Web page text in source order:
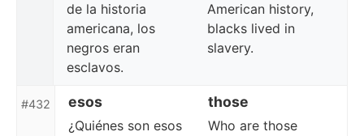
de la historia
americana, los
negros eran
esclavos.
American history,
blacks lived in
slavery.
#432 esos those
¿Quiénes son esos
Who are those